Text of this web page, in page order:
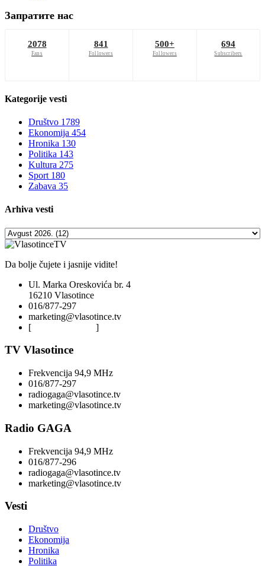
Запратите нас
2078
Fans
841
Followers
500+
Followers
694
Subscribers
Kategorije vesti
Društvo 1789
Ekonomija 454
Hronika 130
Politika 143
Kultura 275
Sport 180
Zabava 35
Arhiva vesti
Da bolje čujete i jasnije vidite!
Ul. Marka Oreskovića br. 4
16210 Vlasotince
016/877-297
marketing@vlasotince.tv
[
]
TV Vlasotince
Frekvencija 94,9 MHz
016/877-297
radiogaga@vlasotince.tv
marketing@vlasotince.tv
Radio GAGA
Frekvencija 94,9 MHz
016/877-296
radiogaga@vlasotince.tv
marketing@vlasotince.tv
Vesti
Društvo
Ekonomija
Hronika
Politika